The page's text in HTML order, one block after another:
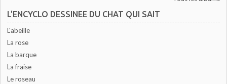
L'ENCYCLO DESSINEE DU CHAT QUI SAIT
L'abeille
La rose
La barque
La fraise
Le roseau